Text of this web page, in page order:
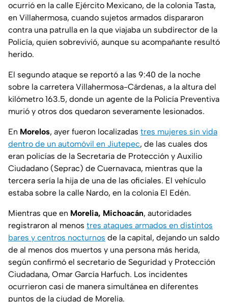
ocurrió en la calle Ejército Mexicano, de la colonia Tasta,
en Villahermosa, cuando sujetos armados dispararon
contra una patrulla en la que viajaba un subdirector de la
Policía, quien sobrevivió, aunque su acompañante resultó
herido.
El segundo ataque se reportó a las 9:40 de la noche
sobre la carretera Villahermosa-Cárdenas, a la altura del
kilómetro 163.5, donde un agente de la Policía Preventiva
murió y otros dos quedaron severamente lesionados.
En Morelos, ayer fueron localizadas tres mujeres sin vida
dentro de un automóvil en Jiutepec, de las cuales dos
eran policías de la Secretaría de Protección y Auxilio
Ciudadano (Seprac) de Cuernavaca, mientras que la
tercera sería la hija de una de las oficiales. El vehículo
estaba sobre la calle Nardo, en la colonia El Edén.
Mientras que en Morelia, Michoacán, autoridades
registraron al menos tres ataques armados en distintos
bares y centros nocturnos de la capital, dejando un saldo
de al menos dos muertos y una persona más herida,
según confirmó el secretario de Seguridad y Protección
Ciudadana, Omar García Harfuch. Los incidentes
ocurrieron casi de manera simultánea en diferentes
puntos de la ciudad de Morelia.